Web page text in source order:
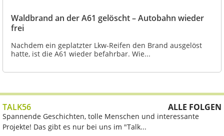
Waldbrand an der A61 gelöscht – Autobahn wieder
frei
Nachdem ein geplatzter Lkw-Reifen den Brand ausgelöst
hatte, ist die A61 wieder befahrbar. Wie...
TALK56 ALLE FOLGEN
Spannende Geschichten, tolle Menschen und interessante
Projekte! Das gibt es nur bei uns im "Talk...